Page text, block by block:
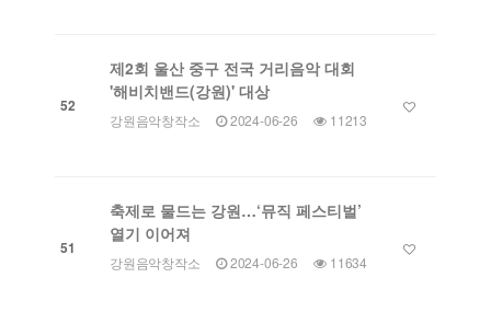
52
제2회 울산 중구 전국 거리음악 대회
'해비치밴드(강원)' 대상
강원음악창작소 2024-06-26 11213
51
축제로 물드는 강원…‘뮤직 페스티벌’
열기 이어져
강원음악창작소 2024-06-26 11634